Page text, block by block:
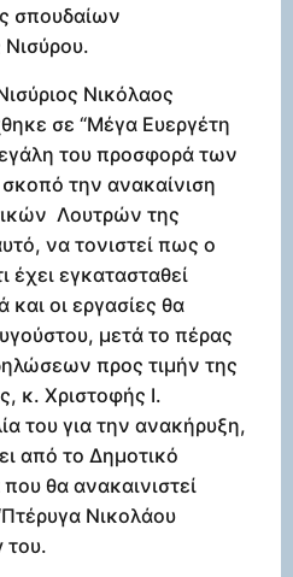
σπουδαίων
Νικόλαος
σε “Μέγα Ευεργέτη
του προσφορά των
την ανακαίνιση
Λουτρών της
να τονιστεί πως ο
έχει εγκατασταθεί
οι εργασίες θα
μετά το πέρας
προς τιμήν της
κ. Χριστοφής Ι.
του για την ανακήρυξη,
από το Δημοτικό
θα ανακαινιστεί
Νικολάου
του.